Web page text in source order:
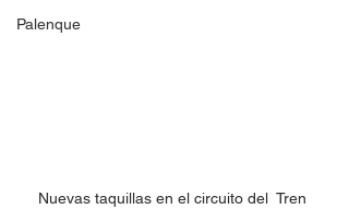
Palenque
Nuevas taquillas en el circuito del  Tren